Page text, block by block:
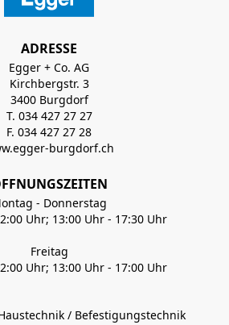
ADRESSE
Egger + Co. AG
Kirchbergstr. 3
3400 Burgdorf
T. 034 427 27 27
F. 034 427 27 28
burgdorf.ch
- Donnerstag
Uhr; 13:00 Uhr - 17:30 Uhr
Freitag
Uhr; 13:00 Uhr - 17:00 Uhr
/ Befestigungstechnik